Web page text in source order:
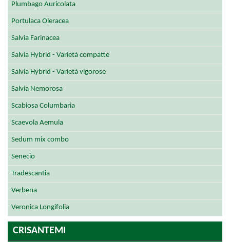
Plumbago Auricolata
Portulaca Oleracea
Salvia Farinacea
Salvia Hybrid - Varietà compatte
Salvia Hybrid - Varietà vigorose
Salvia Nemorosa
Scabiosa Columbaria
Scaevola Aemula
Sedum mix combo
Senecio
Tradescantia
Verbena
Veronica Longifolia
CRISANTEMI